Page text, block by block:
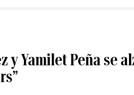
y Yamilet Peña se